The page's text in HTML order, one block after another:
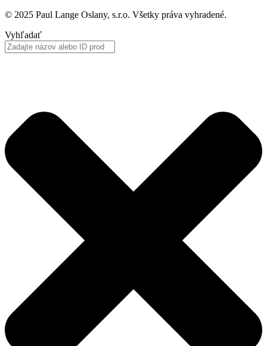
© 2025 Paul Lange Oslany, s.r.o. Všetky práva vyhradené.
Vyhľadať